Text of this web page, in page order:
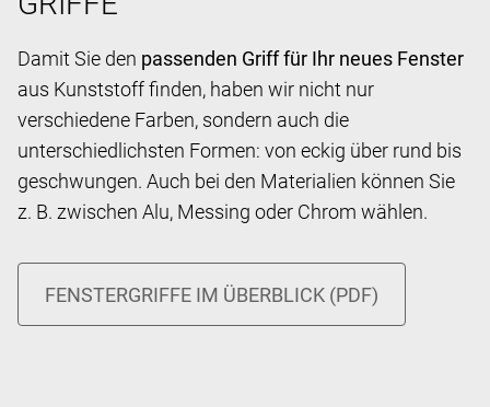
Damit Sie den passenden Griff für Ihr neues Fenster
aus Kunststoff finden, haben wir nicht nur
verschiedene Farben, sondern auch die
unterschiedlichsten Formen: von eckig über rund bis
geschwungen. Auch bei den Materialien können Sie
z. B. zwischen Alu, Messing oder Chrom wählen.